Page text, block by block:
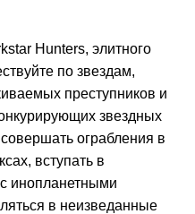
Hunters, элитного
по звездам,
преступников и
звездных
ограбления в
вступать в
инопланетными
в неизведанные